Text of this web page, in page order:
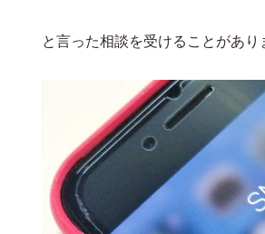
と言った相談を受けることがあり